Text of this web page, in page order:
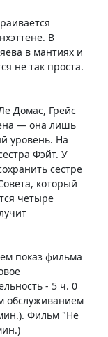
В
в мантиях и
не так проста.
Домас, Грейс
— она лишь
уровень. На
Фэйт. У
сестре
который
четыре
показ фильма
- 5 ч. 0
обслуживанием
Фильм "Не